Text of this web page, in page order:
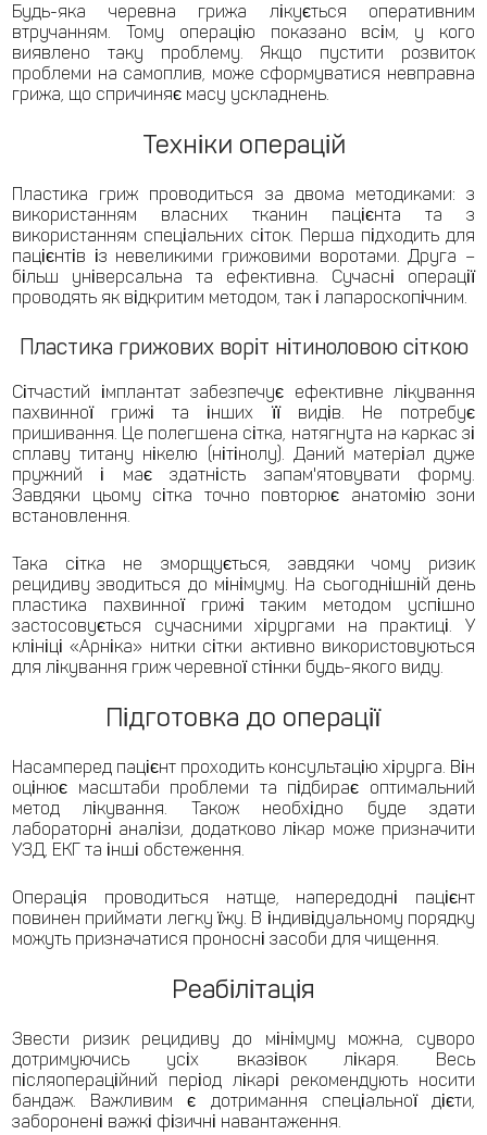
Будь-яка черевна грижа лікується оперативним
втручанням. Тому операцію показано всім, у кого
виявлено таку проблему. Якщо пустити розвиток
проблеми на самоплив, може сформуватися невправна
грижа, що спричиняє масу ускладнень.
Техніки операцій
Пластика гриж проводиться за двома методиками: з
використанням власних тканин пацієнта та з
використанням спеціальних сіток. Перша підходить для
пацієнтів із невеликими грижовими воротами. Друга –
більш універсальна та ефективна. Сучасні операції
проводять як відкритим методом, так і лапароскопічним.
Пластика грижових воріт нітиноловою сіткою
Сітчастий імплантат забезпечує ефективне лікування
пахвинної грижі та інших її видів. Не потребує
пришивання. Це полегшена сітка, натягнута на каркас зі
сплаву титану нікелю (нітінолу). Даний матеріал дуже
пружний і має здатність запам'ятовувати форму.
Завдяки цьому сітка точно повторює анатомію зони
встановлення.
Така сітка не зморщується, завдяки чому ризик
рецидиву зводиться до мінімуму. На сьогоднішній день
пластика пахвинної грижі таким методом успішно
застосовується сучасними хірургами на практиці. У
клініці «Арніка» нитки сітки активно використовуються
для лікування гриж черевної стінки будь-якого виду.
Підготовка до операції
Насамперед пацієнт проходить консультацію хірурга. Він
оцінює масштаби проблеми та підбирає оптимальний
метод лікування. Також необхідно буде здати
лабораторні аналізи, додатково лікар може призначити
УЗД, ЕКГ та інші обстеження.
Операція проводиться натще, напередодні пацієнт
повинен приймати легку їжу. В індивідуальному порядку
можуть призначатися проносні засоби для чищення.
Реабілітація
Звести ризик рецидиву до мінімуму можна, суворо
дотримуючись усіх вказівок лікаря. Весь
післяопераційний період лікарі рекомендують носити
бандаж. Важливим є дотримання спеціальної дієти,
заборонені важкі фізичні навантаження.